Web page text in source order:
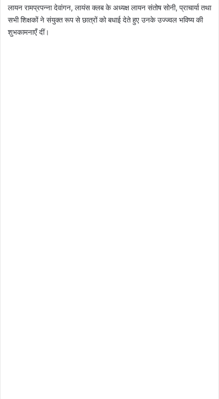
लायन रामप्रपन्ना देवांगन, लायंस क्लब के अध्यक्ष लायन संतोष सोनी, प्राचार्या तथा
सभी शिक्षकों ने संयुक्त रूप से छात्रों को बधाई देते हुए उनके उज्ज्वल भविष्य की
शुभकामनाएँ दीं।